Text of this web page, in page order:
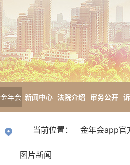
金年会
方网
新闻中心 法院介绍 审务公开
当前位置： 金年会app官
图片新闻